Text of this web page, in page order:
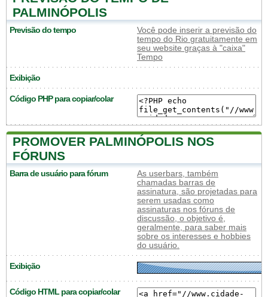
PALMINÓPOLIS
Previsão do tempo
Você pode inserir a previsão do
tempo do Rio gratuitamente em
seu website graças à "caixa"
Tempo
Exibição
Código PHP para copiar/colar
PROMOVER PALMINÓPOLIS NOS
FÓRUNS
Barra de usuário para fórum
As userbars, também
chamadas barras de
assinatura, são projetadas para
serem usadas como
assinaturas nos fóruns de
discussão, o objetivo é,
geralmente, para saber mais
sobre os interesses e hobbies
do usuário.
Exibição
Código HTML para copiar/colar